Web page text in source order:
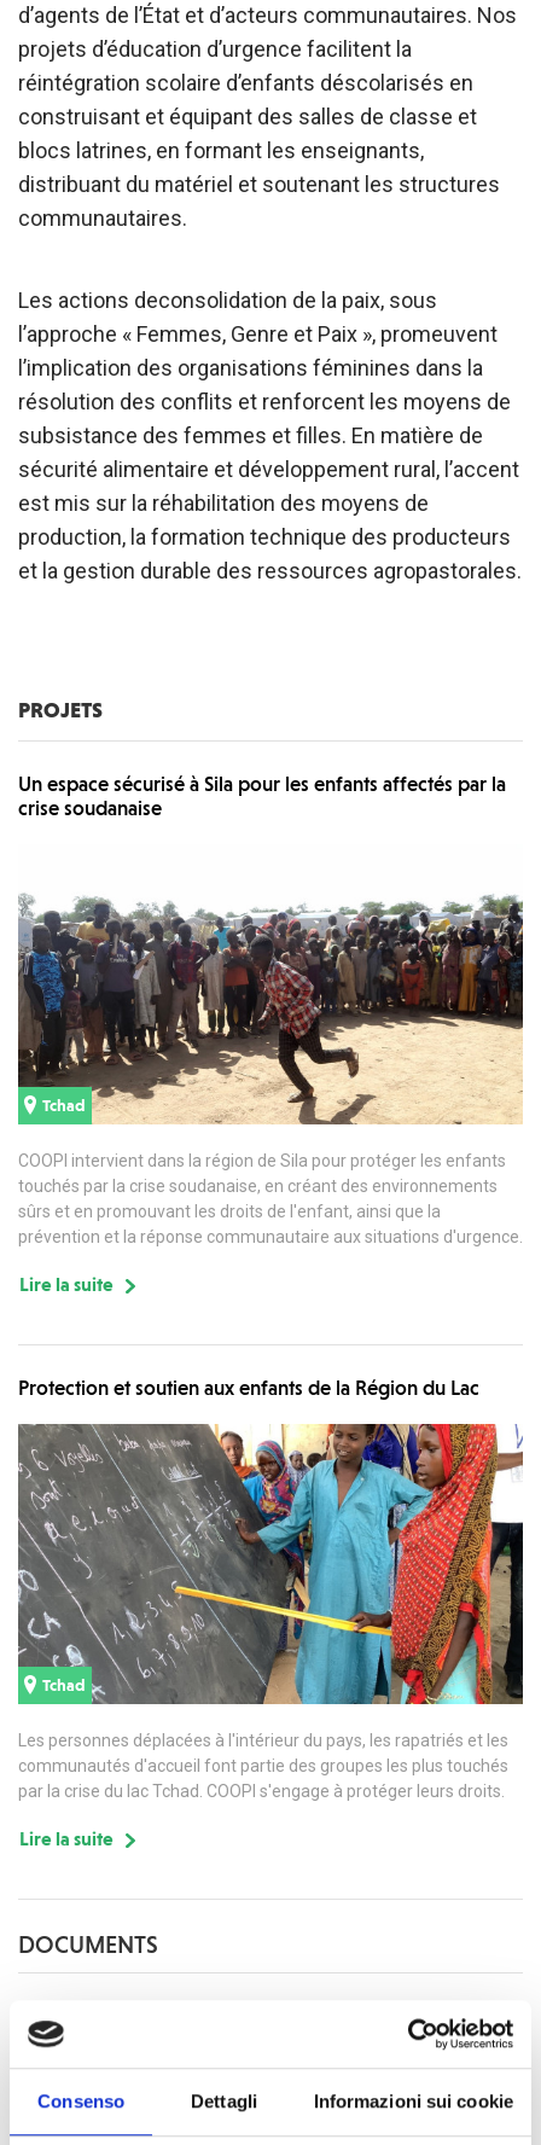
Consenso Dettagli Informazioni sui cookie
d’agents de l’État et d’acteurs communautaires. Nos
projets d’éducation d’urgence facilitent la
réintégration scolaire d’enfants déscolarisés en
construisant et équipant des salles de classe et
blocs latrines, en formant les enseignants,
distribuant du matériel et soutenant les structures
communautaires.
Les actions deconsolidation de la paix, sous
l’approche « Femmes, Genre et Paix », promeuvent
l’implication des organisations féminines dans la
résolution des conflits et renforcent les moyens de
subsistance des femmes et filles. En matière de
sécurité alimentaire et développement rural, l’accent
est mis sur la réhabilitation des moyens de
production, la formation technique des producteurs
et la gestion durable des ressources agropastorales.
PROJETS
Un espace sécurisé à Sila pour les enfants affectés par la
crise soudanaise
Tchad
COOPI intervient dans la région de Sila pour protéger les enfants
touchés par la crise soudanaise, en créant des environnements
sûrs et en promouvant les droits de l'enfant, ainsi que la
prévention et la réponse communautaire aux situations d'urgence.
Lire la suite
Protection et soutien aux enfants de la Région du Lac
Tchad
Les personnes déplacées à l'intérieur du pays, les rapatriés et les
communautés d'accueil font partie des groupes les plus touchés
par la crise du lac Tchad. COOPI s'engage à protéger leurs droits.
Lire la suite
DOCUMENTS
Fiche Pays Tchad 2024
COOPI Rapport Annuel 2024